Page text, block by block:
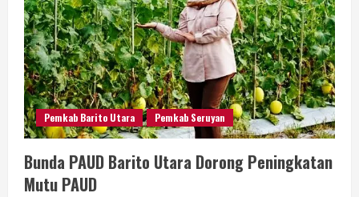
Pemkab Barito Utara Pemkab Seruyan
Bunda PAUD Barito Utara Dorong Peningkatan
Mutu PAUD